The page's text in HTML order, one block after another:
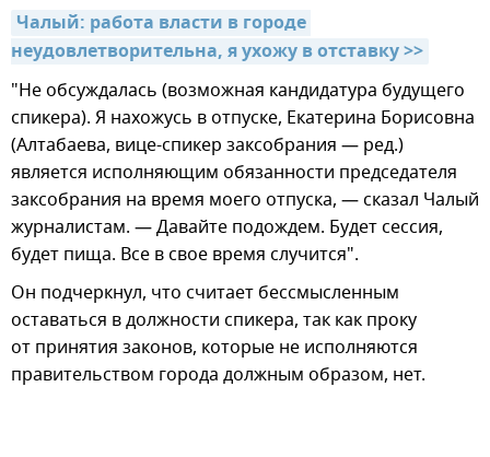
Чалый: работа власти в городе
неудовлетворительна, я ухожу в отставку >>
"Не обсуждалась (возможная кандидатура будущего
спикера). Я нахожусь в отпуске, Екатерина Борисовна
(Алтабаева, вице-спикер заксобрания — ред.)
является исполняющим обязанности председателя
заксобрания на время моего отпуска, — сказал Чалый
журналистам. — Давайте подождем. Будет сессия,
будет пища. Все в свое время случится".
Он подчеркнул, что считает бессмысленным
оставаться в должности спикера, так как проку
от принятия законов, которые не исполняются
правительством города должным образом, нет.